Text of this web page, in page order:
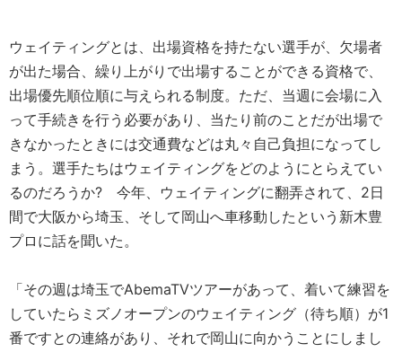
ウェイティングとは、出場資格を持たない選手が、欠場者
が出た場合、繰り上がりで出場することができる資格で、
出場優先順位順に与えられる制度。ただ、当週に会場に入
って手続きを行う必要があり、当たり前のことだが出場で
きなかったときには交通費などは丸々自己負担になってし
まう。選手たちはウェイティングをどのようにとらえてい
るのだろうか? 今年、ウェイティングに翻弄されて、2日
間で大阪から埼玉、そして岡山へ車移動したという新木豊
プロに話を聞いた。
「その週は埼玉でAbemaTVツアーがあって、着いて練習を
していたらミズノオープンのウェイティング（待ち順）が1
番ですとの連絡があり、それで岡山に向かうことにしまし